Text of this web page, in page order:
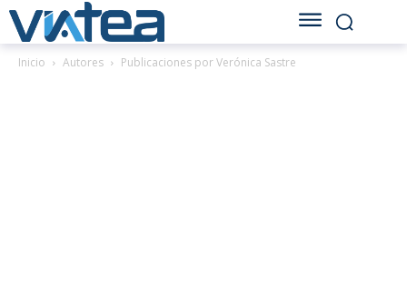
Inicio Autores Publicaciones por Verónica Sastre